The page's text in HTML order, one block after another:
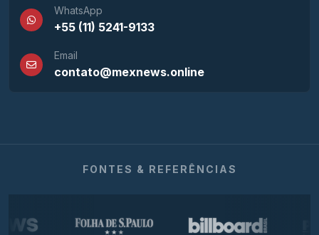
WhatsApp
+55 (11) 5241-9133
Email
contato@mexnews.online
FONTES & REFERÊNCIAS